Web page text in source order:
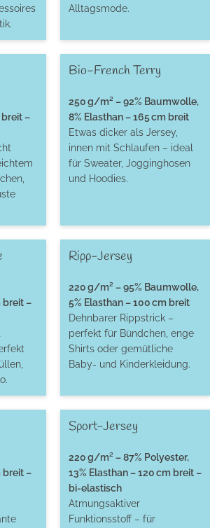
Alltagsmode.
–
Bio-French Terry
250 g/m² – 92% Baumwolle,
8% Elasthan – 165 cm breit
Etwas dicker als Jersey,
innen mit Schlaufen – ideal
für Sweater, Jogginghosen
und Hoodies.
breit –
Ripp-Jersey
220 g/m² – 95% Baumwolle,
5% Elasthan – 100 cm breit
Dehnbarer Rippstrick –
perfekt für Bündchen, enge
Shirts oder gemütliche
Baby- und Kinderkleidung.
breit –
Sport-Jersey
220 g/m² – 87% Polyester,
13% Elasthan – 120 cm breit –
bi-elastisch
Atmungsaktiver
Funktionsstoff – für